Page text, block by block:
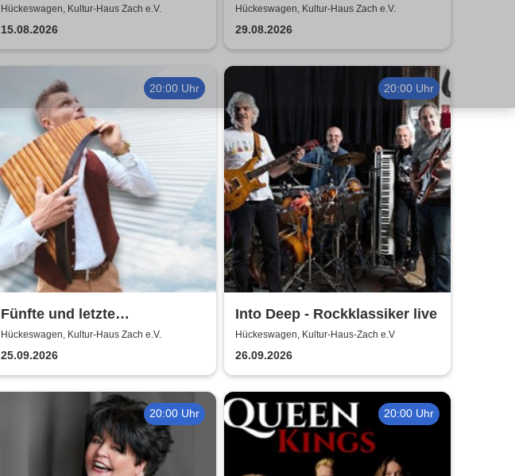
Klassik 2026
Hückeswagen, Kultur-Haus Zach e.V.
15.08.2026
Klassik 2026
Hückeswagen, Kultur-Haus Zach e.V.
29.08.2026
20:00 Uhr
Fünfte und letzte
Sommernacht der Klassik
2026
Hückeswagen, Kultur-Haus Zach e.V.
25.09.2026
20:00 Uhr
Into Deep - Rockklassiker live
Hückeswagen, Kultur-Haus-Zach e.V
26.09.2026
20:00 Uhr 20:00 Uhr